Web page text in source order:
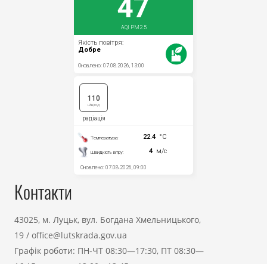
Контакти
43025, м. Луцьк, вул. Богдана Хмельницького,
19 / office@lutskrada.gov.ua
Графік роботи: ПН-ЧТ 08:30—17:30, ПТ 08:30—